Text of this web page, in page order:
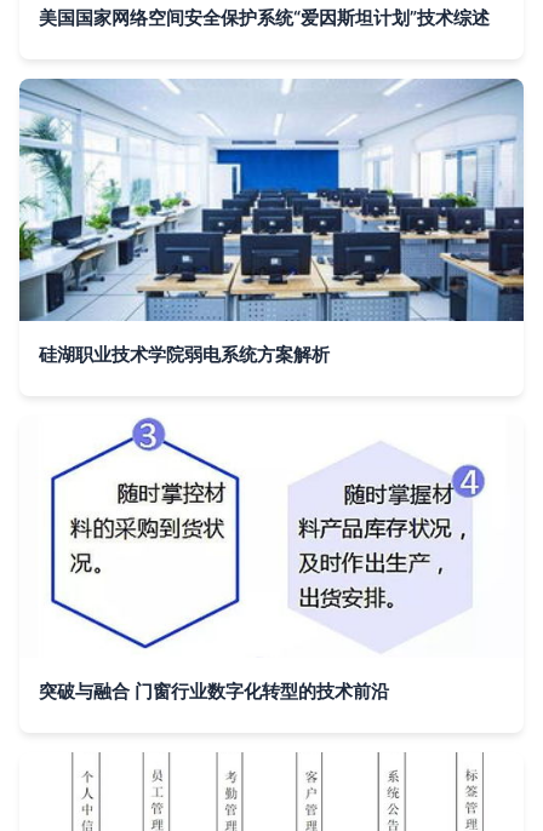
美国国家网络空间安全保护系统“爱因斯坦计划”技术综述
硅湖职业技术学院弱电系统方案解析
突破与融合 门窗行业数字化转型的技术前沿